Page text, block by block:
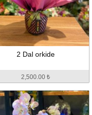
2 Dal orkide
2,500.00 ₺